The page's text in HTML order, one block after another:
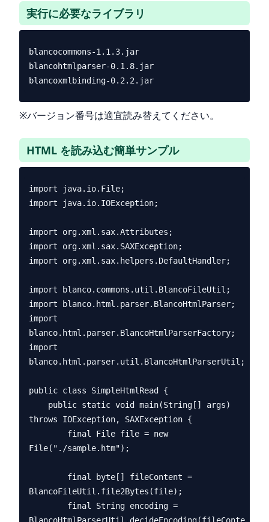
実行に必要なライブラリ
blancocommons-1.1.3.jar
blancohtmlparser-0.1.8.jar
※バージョン番号は適宜読み替えてください。
HTML を読み込む簡単サンプル
import java.io.File;
import java.io.IOException;
import org.xml.sax.Attributes;
import org.xml.sax.SAXException;
import org.xml.sax.helpers.DefaultHandler;
import blanco.commons.util.BlancoFileUtil;
import blanco.html.parser.BlancoHtmlParser;
import
blanco.html.parser.BlancoHtmlParserFactory;
import
blanco.html.parser.util.BlancoHtmlParserUtil;
public class SimpleHtmlRead {
throws IOException, SAXException {
File("./sample.htm");
BlancoFileUtil.file2Bytes(file);